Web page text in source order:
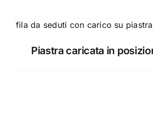
Piastra caricata in